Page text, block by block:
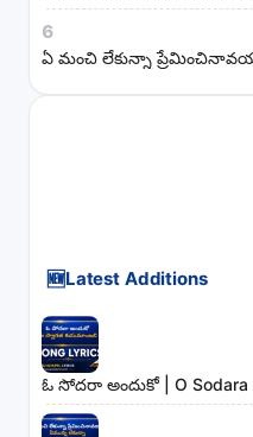
6
ఏ మంచి లేకున్నా ప్రేమించినావయ్యా
🆕Latest Additions
ఓ సోదరా అందుకో | O Sodara